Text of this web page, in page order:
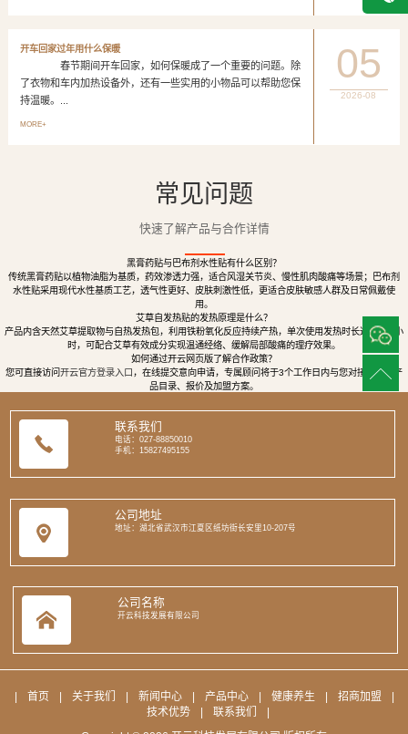
开车回家过年用什么保暖
春节期间开车回家，如何保暖成了一个重要的问题。除
了衣物和车内加热设备外，还有一些实用的小物品可以帮助您保
持温暖。...
MORE+
05
2026-08
常见问题
快速了解产品与合作详情
黑膏药贴与巴布剂水性贴有什么区别？
传统黑膏药贴以植物油脂为基质，药效渗透力强，适合风湿关节炎、慢性肌肉酸痛等场景；巴布剂
水性贴采用现代水性基质工艺，透气性更好、皮肤刺激性低，更适合皮肤敏感人群及日常佩戴使
用。
艾草自发热贴的发热原理是什么？
产品内含天然艾草提取物与自热发热包，利用铁粉氧化反应持续产热，单次使用发热时长达8至12小
时，可配合艾草有效成分实现温通经络、缓解局部酸痛的理疗效果。
如何通过开云网页版了解合作政策？
您可直接访问 开云官方登录入口，在线提交意向申请，专属顾问将于3个工作日内与您对接，提供产
品目录、报价及加盟方案。
联系我们
电话：027-88850010
手机：15827495155
公司地址
地址：湖北省武汉市江夏区纸坊街长安里10-207号
公司名称
开云科技发展有限公司
首页 关于我们 新闻中心 产品中心 健康养生 招商加盟
技术优势
联系我们